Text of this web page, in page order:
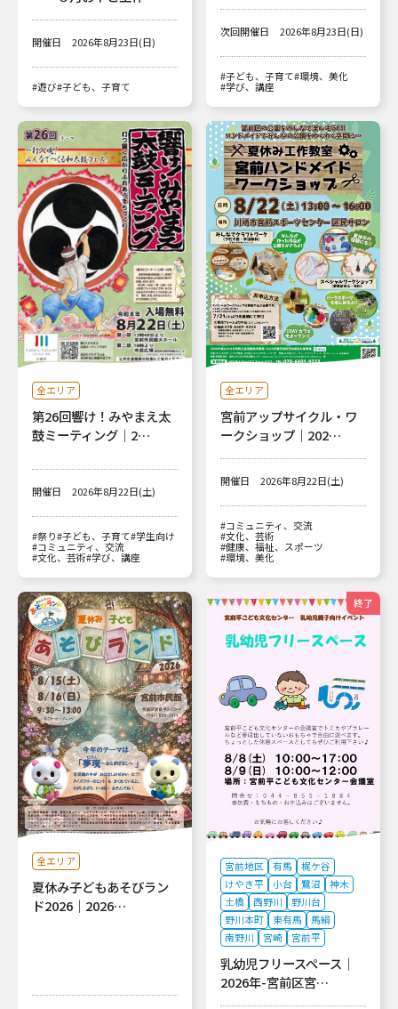
開催日 2026年8月23日(日)
#遊び#子ども、子育て
次回開催日 2026年8月23日(日)
#子ども、子育て#環境、美化
#学び、講座
全エリア
第26回響け！みやまえ太
鼓ミーティング｜2…
開催日 2026年8月22日(土)
#祭り#子ども、子育て#学生向け
#コミュニティ、交流
#文化、芸術#学び、講座
全エリア
宮前アップサイクル・ワ
ークショップ｜202…
開催日 2026年8月22日(土)
#コミュニティ、交流
#文化、芸術
#健康、福祉、スポーツ
#環境、美化
全エリア
夏休み子どもあそびラン
ド2026｜2026…
終了
宮前地区 有馬
梶ケ谷
けやき平
小台 鷺沼
神木
土橋
西野川
野川台
野川本町
東有馬
馬絹
南野川
宮崎 宮前平
乳幼児フリースペース｜
2026年-宮前区宮…